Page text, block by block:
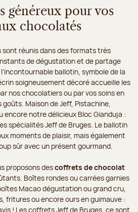
généreux pour vos
chocolatés
sont réunis dans des formats très
de dégustation et de partage
ballotin, symbole de la
soigneusement décoré accueille les
nos chocolatiers ou par vos soins en
Maison de Jeff, Pistachine,
encore notre délicieux Bloc Gianduja :
spécialités Jeff de Bruges. Le ballotin
moments de plaisir, mais également
sûr avec un présent gourmand.
proposons descoffrets de chocolat
Boîtes rondes ou carrées garnies
Macao dégustation ou grand cru,
fritures ou encore ours en guimauve :
! Les coffrets Jeff de Bruges, ce sont